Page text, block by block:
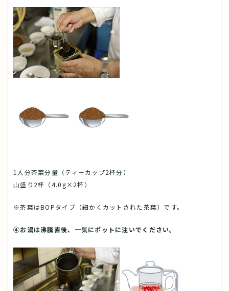
1人分茶葉分量（ティーカップ2杯分）
山盛り2杯（4.0g×2杯）
※茶葉はBOPタイプ（細かくカットされた茶葉）です。
④お湯は沸騰直後、一気にポットに注いでください。